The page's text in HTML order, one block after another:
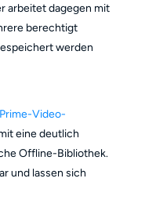
arbeitet dagegen mit
berechtigt
werden
Video-
eine deutlich
Offline-Bibliothek.
und lassen sich